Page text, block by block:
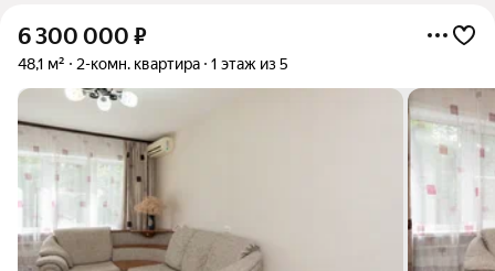
6 300 000 ₽
48,1 м² 2-комн. квартира 1 этаж из 5